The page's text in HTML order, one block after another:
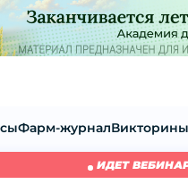
Фарм-журналВикторины
ИДЕТ